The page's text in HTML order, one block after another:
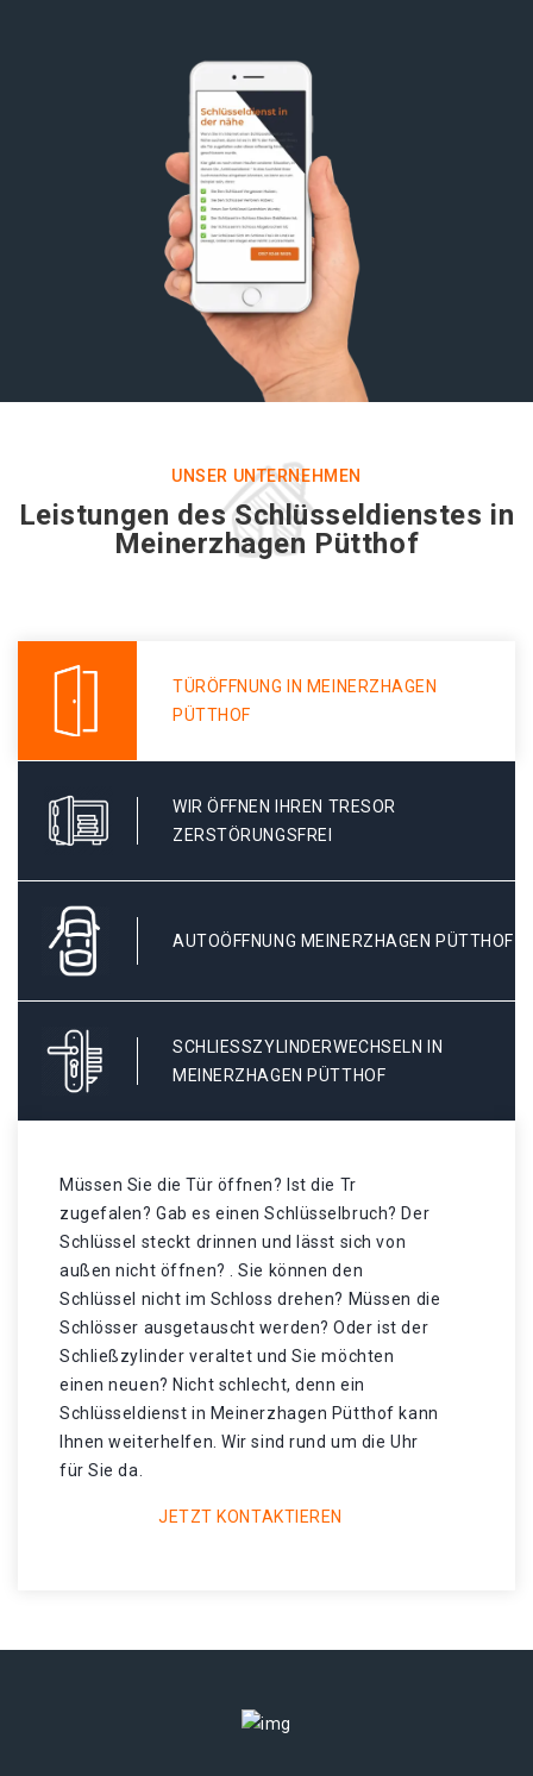
UNSER UNTERNEHMEN
Leistungen des Schlüsseldienstes in
Meinerzhagen Pütthof
TÜRÖFFNUNG IN MEINERZHAGEN
PÜTTHOF
WIR ÖFFNEN IHREN TRESOR
ZERSTÖRUNGSFREI
AUTOÖFFNUNG MEINERZHAGEN PÜTTHOF
SCHLIESSZYLINDERWECHSELN IN M
EINERZHAGEN PÜTTHOF
Müssen Sie die Tür öffnen? Ist die Tr
zugefalen? Gab es einen Schlüsselbruch? Der
Schlüssel steckt drinnen und lässt sich von
außen nicht öffnen? . Sie können den
Schlüssel nicht im Schloss drehen? Müssen die
Schlösser ausgetauscht werden? Oder ist der
Schließzylinder veraltet und Sie möchten
einen neuen? Nicht schlecht, denn ein
Schlüsseldienst in Meinerzhagen Pütthof kann
Ihnen weiterhelfen. Wir sind rund um die Uhr
für Sie da.
JETZT KONTAKTIEREN